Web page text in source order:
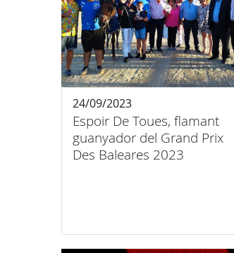
Espoir De Toues, flamant
guanyador del Grand Prix
Des Baleares 2023
24/09/2023